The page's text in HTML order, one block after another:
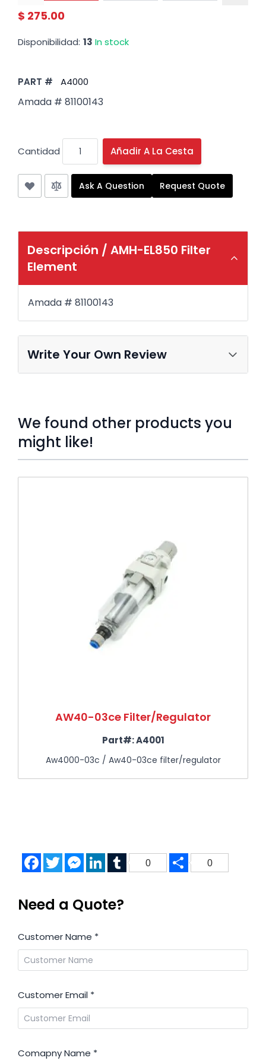
$ 275.00
Disponibilidad: 13 In stock
PART # A4000
Amada # 81100143
Cantidad Añadir A La Cesta
Ask A Question Request Quote
Descripción / AMH-EL850 Filter
Element
Amada # 81100143
We found other products you
might like!
Press to skip carousel
AW40-03ce Filter/Regulator
Part#:A4001
Aw4000-03c / Aw40-03ce filter/regulator
Write Your Own Review
FacebookTwitterMessenger
LinkedInTumblr
0 Share
0
Need a Quote?
Customer Name *
Customer Email *
Comapny Name *